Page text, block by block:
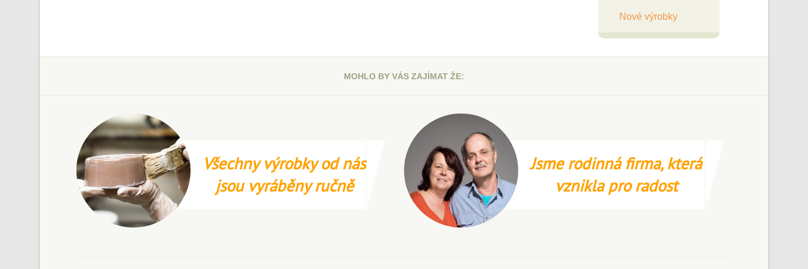
Nové výrobky
MOHLO BY VÁS ZAJÍMAT ŽE:
Všechny výrobky od nás
jsou vyráběny ručně
Jsme rodinná firma, která
vznikla pro radost